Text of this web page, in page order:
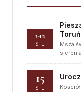
1-12
SIE
Msza
15
SIE